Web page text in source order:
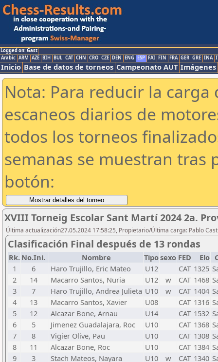
Logged on: Gast
Arabic ARM AZE BIH BUL CAT CHN CRO CZE DEN ENG ESP FAI FIN FRA GER GRE INA
Inicio Base de datos de torneos Campeonato AUT Imágenes
Nota: Para reducir la
escaneos diarios de
todos los torneos
semanas se muestran tras
botón:
XVIII Torneig Escolar Sant Martí 2024 2a.
Última actualización27.05.2024 17:58:25, Propietario/Última carga: Pablo
Clasificación Final después de 13 rondas
Rk. No.Ini. Nombre Tiposexo FED Elo
1
6 Haro Trujillo, Eric Mateo U12 CAT 1325
2
14 Macarro Santos, Nuria U12 w CAT 1468
3
7 Haro Trujillo, Andrea Julieta U10 w CAT 1404
4
13 Macarro Santos, Xavier U08 CAT 1316
5
12 Alcazar Bone, Arnau U14 CAT 1532
6
5 Jimenez Guadalajara, Roc U10 CAT 1368
7
8 Vigier Olive, Pau U10 CAT 1308
8
11 Alcazar Bone, Roc U10 CAT 1384
9
3 Stach Mateos, Nayara U10 w CAT 1340